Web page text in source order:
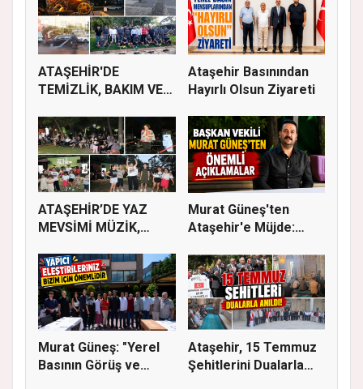
ATAŞEHİR'DE
TEMİZLİK, BAKIM VE
Ataşehir Basınından
Hayırlı Olsun Ziyareti
ATAŞEHİR’DE YAZ
MEVSİMİ MÜZİK,
Murat Güneş'ten
Ataşehir'e Müjde:
Murat Güneş: "Yerel
Basının Görüş ve
Ataşehir, 15 Temmuz
Şehitlerini Dualarla